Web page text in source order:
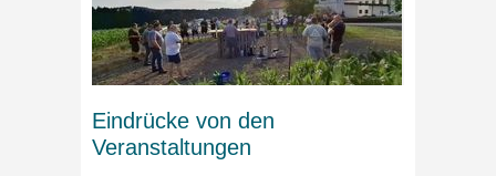
Eindrücke von den
Veranstaltungen